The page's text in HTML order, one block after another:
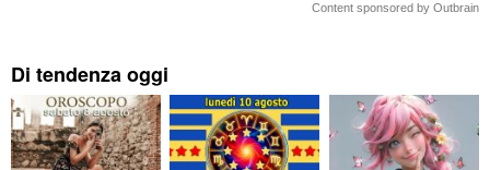
Content sponsored by Outbrain
Di tendenza oggi